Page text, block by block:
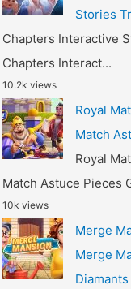
o
r
:
Stories
Chapters Interactive
Chapters Interact...
10.2k views
Royal
Match
Royal
Match Astuce Pieces
10k views
Merge
Merge